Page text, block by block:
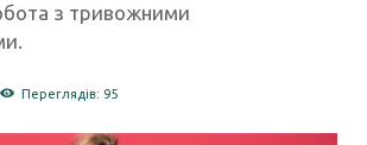
з тривожними
Переглядів: 95